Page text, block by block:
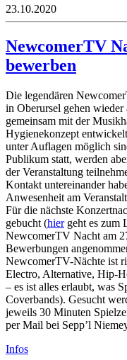
23.10.2020
NewcomerTV
bewerben
Die legendären
in Oberursel gehen
gemeinsam mit der
Hygienekonzept
unter Auflagen möglich
Publikum statt, werden
der Veranstaltung
Kontakt untereinander
Anwesenheit am
Für die nächste
gebucht (hiergeht es zum
NewcomerTV Nacht am
Bewerbungen
NewcomerTV-Nächte ist
Electro, Alternative, Hip-
– es ist alles erlaubt, was
Coverbands). Gesucht
jeweils 30 Minuten
per Mail bei Sepp’l
Infos